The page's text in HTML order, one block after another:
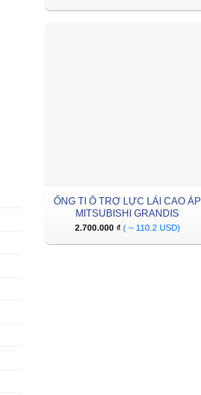
ỐNG TI Ô TRỢ LỰC LÁI CAO ÁP
MITSUBISHI GRANDIS
2.700.000 ₫ ( ~ 110.2 USD)